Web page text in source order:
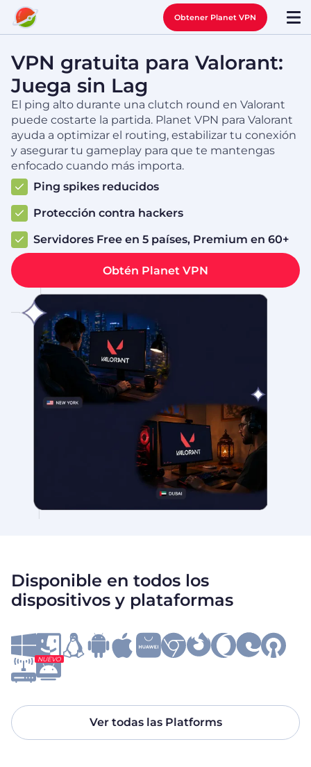
Obtener Planet VPN
VPN gratuita para Valorant:
Juega sin Lag
El ping alto durante una clutch round en Valorant
puede costarte la partida. Planet VPN para Valorant
ayuda a optimizar el routing, estabilizar tu conexión
y asegurar tu gameplay para que te mantengas
enfocado cuando más importa.
Ping spikes reducidos
Protección contra hackers
Servidores Free en 5 países, Premium en 60+
Obtén Planet VPN
Disponible en todos los
dispositivos y plataformas
NUEVO
Ver todas las Platforms